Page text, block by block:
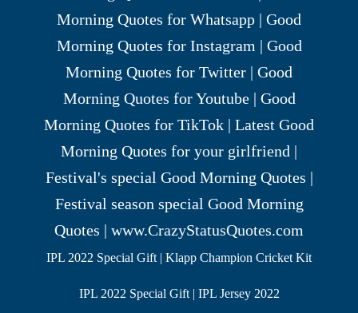
IPL 2022 Special Gift | Klapp Champion Cricket Kit
IPL 2022 Special Gift | IPL Jersey 2022